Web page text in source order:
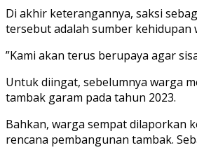
Di akhir keterangannya, saksi
tersebut adalah sumber
”Kami akan terus berupaya agar
Untuk diingat, sebelumnya warga
tambak garam pada tahun 2023.
Bahkan, warga sempat dilaporkan
rencana pembangunan tambak.